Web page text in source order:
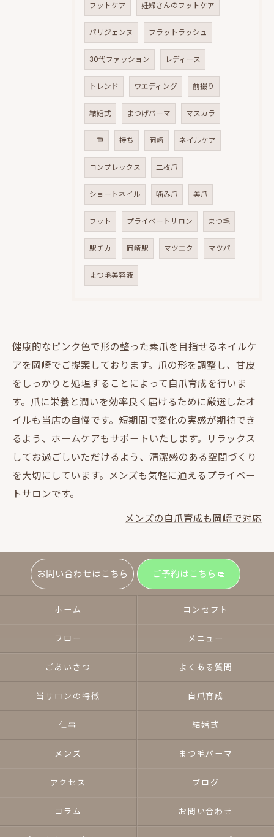
フットケア 妊婦さんのフットケア
パリジェンヌ フラットラッシュ
30代ファッション レディース
トレンド ウエディング 前撮り
結婚式 まつげパーマ マスカラ
一重 持ち 岡崎 ネイルケア
コンプレックス 二枚爪
ショートネイル 噛み爪 美爪
フット プライベートサロン まつ毛
駅チカ 岡崎駅 マツエク マツパ
まつ毛美容液
健康的なピンク色で形の整った素爪を目指せるネイルケ
アを岡崎でご提案しております。爪の形を調整し、甘皮
をしっかりと処理することによって自爪育成を行いま
す。爪に栄養と潤いを効率良く届けるために厳選したオ
イルも当店の自慢です。短期間で変化の実感が期待でき
るよう、ホームケアもサポートいたします。リラックス
してお過ごしいただけるよう、清潔感のある空間づくり
を大切にしています。メンズも気軽に通えるプライベー
トサロンです。
メンズの自爪育成も岡崎で対応
お問い合わせはこちら ご予約はこちら
ホーム コンセプト
フロー メニュー
ごあいさつ よくある質問
当サロンの特徴 自爪育成
仕事 結婚式
メンズ まつ毛パーマ
アクセス ブログ
コラム お問い合わせ